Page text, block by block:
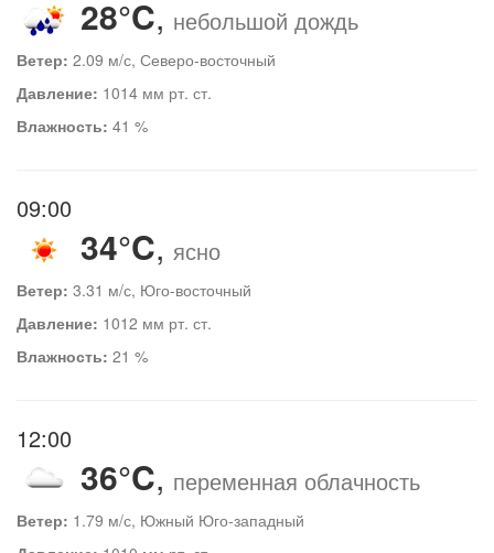
28°C, небольшой дождь
Ветер: 2.09 м/с, Северо-восточный
Давление: 1014 мм рт. ст.
Влажность: 41 %
09:00
34°C, ясно
Ветер: 3.31 м/с, Юго-восточный
Давление: 1012 мм рт. ст.
Влажность: 21 %
12:00
36°C, переменная облачность
Ветер: 1.79 м/с, Южный Юго-западный